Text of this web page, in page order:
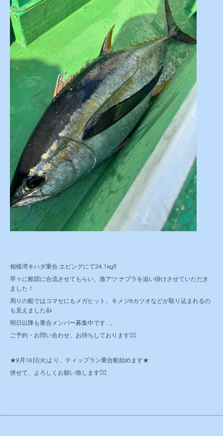
相模湾キハダ乗合 エビングにて24.1kg‼️
早々に船団に合流させてもらい、激アツ ナブラを追い掛けさせていただき
ました！
周りの船ではコマセにもメガヒット、キメジ&カツオなどが取り込まれるの
も見えました👍
明日以降も乗合メンバー募集中です...。
ご予約・お問い合わせ、お待ちしております🙇‍♂️
★9月16日(火)より、ティップラン乗合船始めます★
併せて、よろしくお願い致します🙇‍♂️